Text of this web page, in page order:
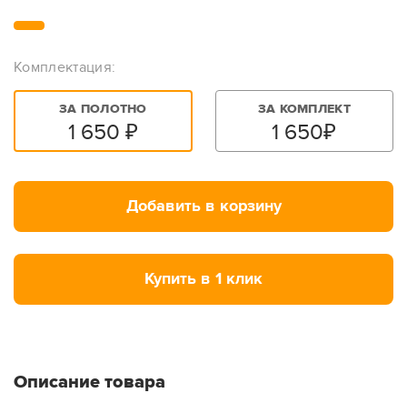
Комплектация:
ЗА ПОЛОТНО
1 650 ₽
ЗА КОМПЛЕКТ
1 650₽
Добавить в корзину
Купить в 1 клик
Описание товара